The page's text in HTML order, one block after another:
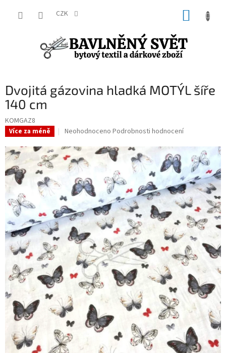
CZK
Dvojitá gázovina hladká MOTÝL šíře
140 cm
KOMGAZ8
Více za méně
Průměrné
produktu
je
0,0
hvězdiček.
Neohodnoceno Podrobnosti hodnocení